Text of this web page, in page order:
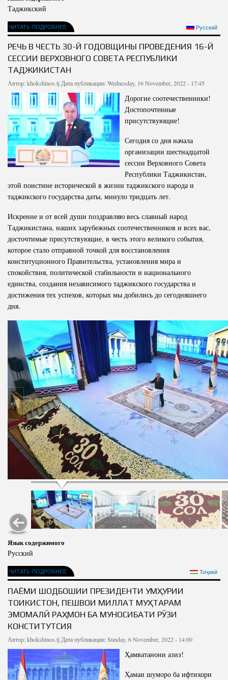
Таджикский
ЧИТАТЬ ПОДРОБНЕЕ Русский
РЕЧЬ В ЧЕСТЬ 30-Й ГОДОВЩИНЫ ПРОВЕДЕНИЯ 16-Й
СЕССИИ ВЕРХОВНОГО СОВЕТА РЕСПУБЛИКИ
ТАДЖИКИСТАН
Автор:khokshinos.tjДата публикации: Wednesday, 16 November, 2022 - 17:45
Дорогие соотечественники!
Достопочтенные
присутствующие!
Сегодня со дня начала
организации шестнадцатой
сессии Верховного Совета
Республики Таджикистан,
этой поистине исторической в жизни таджикского народа и
таджикского государства даты, минуло тридцать лет.
Искренне и от всей души поздравляю весь славный народ
Таджикистана, наших зарубежных соотечественников и всех вас,
досточтимые присутствующие, в честь этого великого события,
которое стало отправной точкой для восстановления
конституционного Правительства, установления мира и
спокойствия, политической стабильности и национального
единства, создания независимого таджикского государства и
достижения тех успехов, которых мы добились до сегодняшнего
дня.
Язык содержимого
Русский
ЧИТАТЬ ПОДРОБНЕЕ Тоҷикӣ
ПАЁМИ ШОДБОШИИ ПРЕЗИДЕНТИ ҶУМҲУРИИ
ТОҶИКИСТОН, ПЕШВОИ МИЛЛАТ МУҲТАРАМ
ЭМОМАЛӢ РАҲМОН БА МУНОСИБАТИ РӮЗИ
КОНСТИТУТСИЯ
Автор:khokshinos.tjДата публикации: Sunday, 6 November, 2022 - 14:00
Ҳамватанони азиз!
Ҳамаи шуморо ба ифтихори